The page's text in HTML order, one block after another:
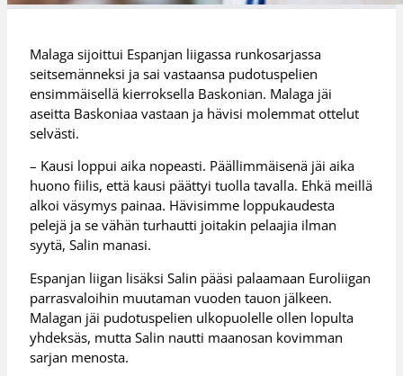
Malaga sijoittui Espanjan liigassa runkosarjassa
seitsemänneksi ja sai vastaansa pudotuspelien
ensimmäisellä kierroksella Baskonian. Malaga jäi
aseitta Baskoniaa vastaan ja hävisi molemmat ottelut
selvästi.
– Kausi loppui aika nopeasti. Päällimmäisenä jäi aika
huono fiilis, että kausi päättyi tuolla tavalla. Ehkä meillä
alkoi väsymys painaa. Hävisimme loppukaudesta
pelejä ja se vähän turhautti joitakin pelaajia ilman
syytä, Salin manasi.
Espanjan liigan lisäksi Salin pääsi palaamaan Euroliigan
parrasvaloihin muutaman vuoden tauon jälkeen.
Malagan jäi pudotuspelien ulkopuolelle ollen lopulta
yhdeksäs, mutta Salin nautti maanosan kovimman
sarjan menosta.